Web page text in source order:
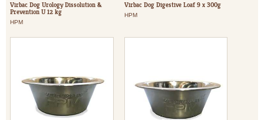
Virbac Dog Urology Dissolution &
Prevention U 12 kg
HPM
Virbac Dog Digestive Loaf 9 x 300g
HPM